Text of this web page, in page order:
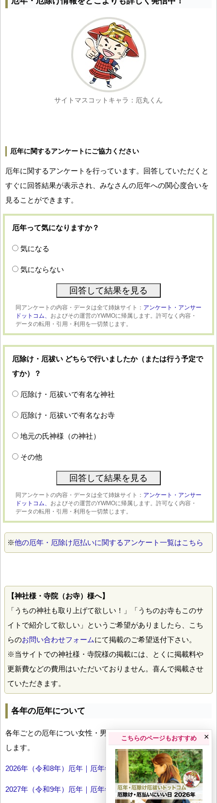
サイトマスコットキャラ：厄丸くん
厄年に関するアンケートにご協力ください
厄年に関するアンケートを行っています。回答していただくと
すぐに回答結果が表示され、みなさんの厄年への関心度合いを
見ることができます。
厄年って気になりますか？
気になる
気にならない
同アンケートの内容・データは全て姉妹サイト： アンケート・アンサー
ドットコム、 およびその運営のYWMOに帰属します。許可なく内容・
データの転用・引用・利用を一切禁じます。
厄除け・厄祓い どちらで行いましたか（または行う予定で
すか）？
厄除け・厄祓いで有名な神社
厄除け・厄祓いで有名なお寺
地元の氏神様（の神社）
その他
同アンケートの内容・データは全て姉妹サイト： アンケート・アンサー
ドットコム、 およびその運営のYWMOに帰属します。許可なく内容・
データの転用・引用・利用を一切禁じます。
※他の厄年・厄除け厄払いに関するアンケート一覧はこちら
【神社様・寺院（お寺）様へ】
「うちの神社も取り上げて欲しい！」「うちのお寺もこのサ
イトで紹介して欲しい」というご希望がありましたら、こち
らのお問い合わせフォームにて掲載のご希望送付下さい。
※当サイトでの神社様・寺院様の掲載には、とくに掲載料や
更新費などの費用はいただいておりません。喜んで掲載させ
ていただきます。
各年の厄年について
各年ごとの厄年につい女性・男性の年齢早見表とともにお伝え
します。
2026年（令和8年）厄年｜厄年年齢早見表
2027年（令和9年）厄年｜厄年年齢早見表
こちらのページもおすすめ ×